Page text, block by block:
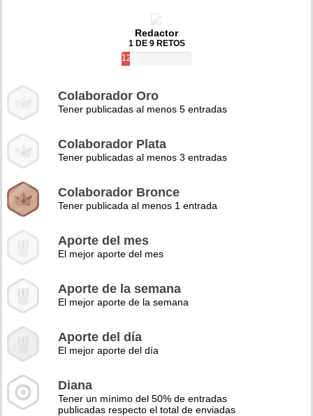
Redactor
1 DE 9 RETOS
12%
Colaborador Oro
Tener publicadas al menos 5 entradas
Colaborador Plata
Tener publicadas al menos 3 entradas
Colaborador Bronce
Tener publicada al menos 1 entrada
Aporte del mes
El mejor aporte del mes
Aporte de la semana
El mejor aporte de la semana
Aporte del día
El mejor aporte del día
Diana
Tener un mínimo del 50% de entradas
publicadas respecto el total de enviadas